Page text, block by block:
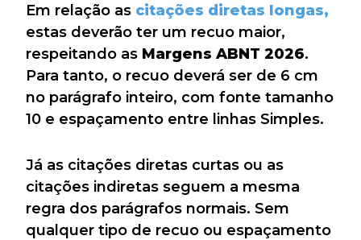
Em relação as citações diretas longas,
estas deverão ter um recuo maior,
respeitando as Margens ABNT 2026.
Para tanto, o recuo deverá ser de 6 cm
no parágrafo inteiro, com fonte tamanho
10 e espaçamento entre linhas Simples.
Já as citações diretas curtas ou as
citações indiretas seguem a mesma
regra dos parágrafos normais. Sem
qualquer tipo de recuo ou espaçamento